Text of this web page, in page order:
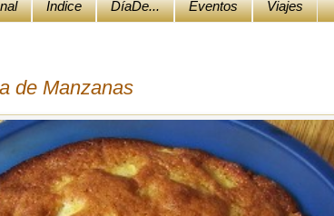
Indice DíaDe... Eventos Viajes
de Manzanas